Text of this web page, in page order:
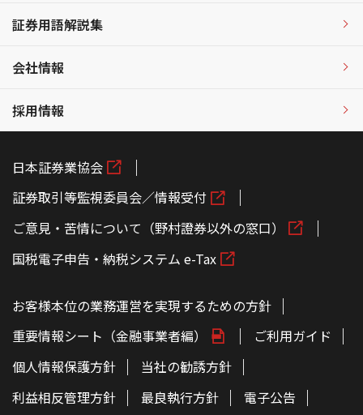
証券用語解説集
会社情報
採用情報
日本証券業協会
証券取引等監視委員会／情報受付
ご意見・苦情について（野村證券以外の窓口）
国税電子申告・納税システム e-Tax
お客様本位の業務運営を実現するための方針
重要情報シート（金融事業者編）
ご利用ガイド
個人情報保護方針
当社の勧誘方針
利益相反管理方針
最良執行方針
電子公告